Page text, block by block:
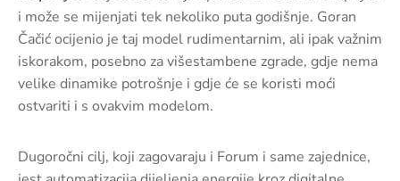
i može se mijenjati tek nekoliko puta godišnje. Goran
Čačić ocijenio je taj model rudimentarnim, ali ipak važnim
iskorakom, posebno za višestambene zgrade, gdje nema
velike dinamike potrošnje i gdje će se koristi moći
ostvariti i s ovakvim modelom.
Dugoročni cilj, koji zagovaraju i Forum i same zajednice,